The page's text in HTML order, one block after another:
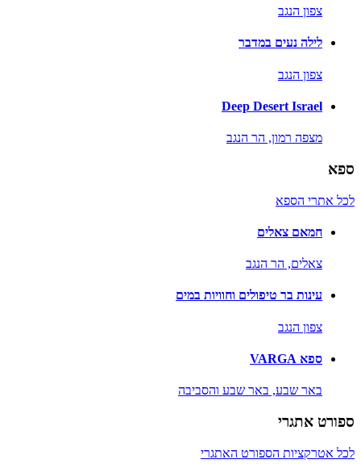
צפון הנגב
לילה נעים במדבר
צפון הנגב
Deep Desert Israel
מצפה רמון, הר הנגב
ספא
לכל אתרי הספא
חמאם צאלים
צאלים, הר הנגב
עינות בר טיפולים וחוויות במים
צפון הנגב
ספא VARGA
באר שבע, באר שבע והסביבה
ספורט אתגרי
לכל אטרקציות הספורט האתגרי